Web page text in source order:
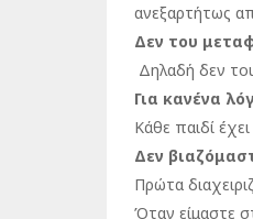
ανεξαρτήτως
Δεν του
Δηλαδή δεν
Για κανένα
Κάθε παιδί
Δεν
Πρώτα
Όταν είμαστε